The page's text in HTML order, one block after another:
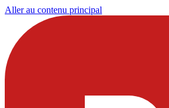
Aller au contenu principal